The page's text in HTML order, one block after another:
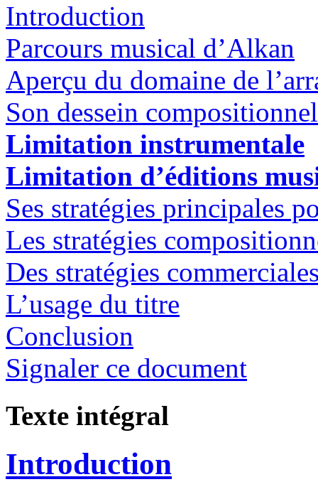
Introduction
Parcours musical d’Alkan
Aperçu du domaine de
Son dessein
Limitation instrumentale
Limitation d’éditions
Ses stratégies principales
Les stratégies
Des stratégies
L’usage du titre
Conclusion
Signaler ce document
Texte intégral
Introduction